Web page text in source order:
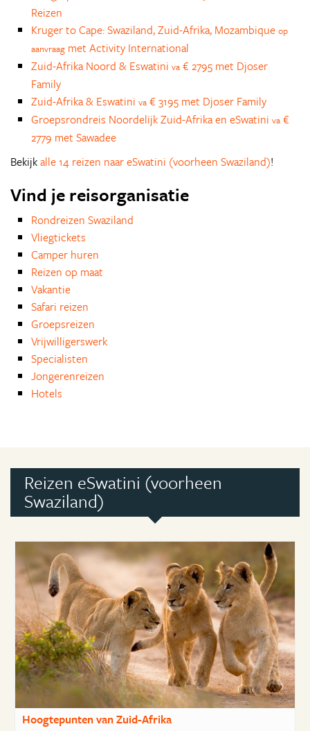
Reizen
Kruger to Cape: Swaziland, Zuid-Afrika, Mozambique op
aanvraag met Activity International
Zuid-Afrika Noord & Eswatini va € 2795 met Djoser
Family
Zuid-Afrika & Eswatini va € 3195 met Djoser Family
Groepsrondreis Noordelijk Zuid-Afrika en eSwatini va €
2779 met Sawadee
Bekijkalle 14 reizen naar eSwatini (voorheen Swaziland)!
Vind je reisorganisatie
Rondreizen Swaziland
Vliegtickets
Camper huren
Reizen op maat
Vakantie
Safari reizen
Groepsreizen
Vrijwilligerswerk
Specialisten
Jongerenreizen
Hotels
Reizen eSwatini (voorheen
Swaziland)
Hoogtepunten van Zuid-Afrika